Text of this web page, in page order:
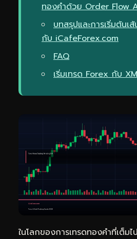
ทองคำด้วย Order Flow
บทสรุปและการเริ่มต้น
กับ iCafeForex.com
FAQ
เริ่มเทรด Forex กับ
ในโลกของการเทรดทองคำที่เต็ม